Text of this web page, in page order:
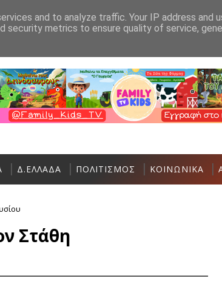
Επικοινωνία
ΑΘΛΗΤΙΚΆ Σε εξέλιξη η 36η Διεθνής Ιστιοπλοϊκή
Δ.ΕΛΛΑΔΑ ΠΟΛΙΤΙΣΜΟΣ ΚΟΙΝΩΝΙΚΑ
Στάθη
and to analyze traffic. Your IP address and
security metrics to ensure quality of service,